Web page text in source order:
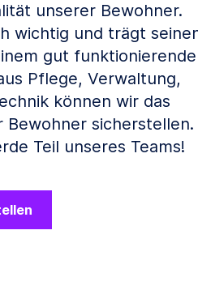
unserer Bewohner.
wichtig und trägt
gut
Pflege, Verwaltung,
können wir das
Bewohner sicherstellen.
Teil unseres Teams!